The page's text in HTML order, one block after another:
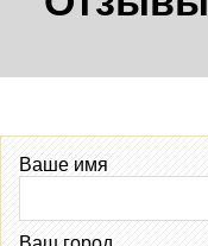
Ваше имя